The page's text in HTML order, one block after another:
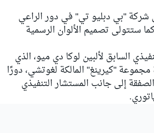
"بي دبليو تي" في دور الراعي
ستتولى تصميم الألوان الرسمية
السابق لألبين لوكا دي ميو، الذي
مجموعة "كيرينغ" المالكة لغوتشي، دورًا
إلى جانب المستشار التنفيذي